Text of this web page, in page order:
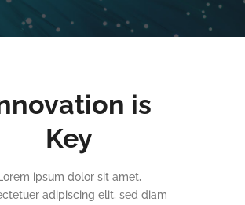
is
Key
ipsum dolor sit amet,
adipiscing elit, sed diam